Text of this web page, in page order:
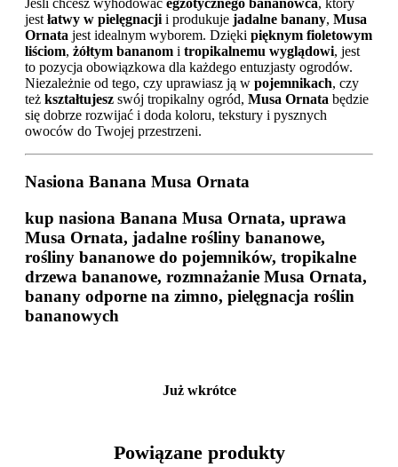
Jeśli chcesz wyhodować egzotycznego bananowca, który
jest łatwy w pielęgnacji i produkuje jadalne banany, Musa
Ornata jest idealnym wyborem. Dzięki pięknym fioletowym
liściom, żółtym bananom i tropikalnemu wyglądowi, jest
to pozycja obowiązkowa dla każdego entuzjasty ogrodów.
Niezależnie od tego, czy uprawiasz ją w pojemnikach, czy
też kształtujesz swój tropikalny ogród, Musa Ornata będzie
się dobrze rozwijać i doda koloru, tekstury i pysznych
owoców do Twojej przestrzeni.
Nasiona Banana Musa Ornata
kup nasiona Banana Musa Ornata, uprawa
Musa Ornata, jadalne rośliny bananowe,
rośliny bananowe do pojemników, tropikalne
drzewa bananowe, rozmnażanie Musa Ornata,
banany odporne na zimno, pielęgnacja roślin
bananowych
Już wkrótce
Powiązane produkty